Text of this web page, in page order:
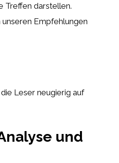
Treffen darstellen.
unseren Empfehlungen
Leser neugierig auf
und